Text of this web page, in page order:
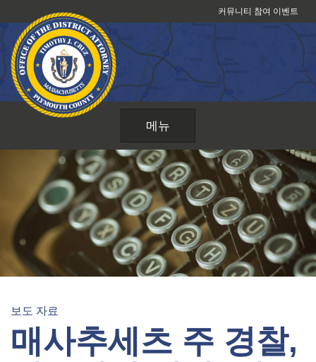
텐
츠
건
커뮤니티 참여 이벤트
메뉴
보도 자료
매사추세츠 주 경찰,